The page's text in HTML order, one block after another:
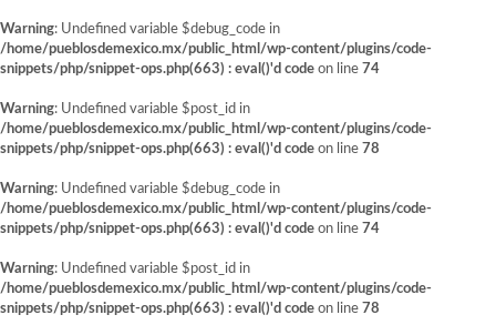
Warning: Undefined variable $debug_code in
/home/pueblosdemexico.mx/public_html/wp-content/plugins/code-
snippets/php/snippet-ops.php(663) : eval()'d code on line 74
Warning: Undefined variable $post_id in
/home/pueblosdemexico.mx/public_html/wp-content/plugins/code-
snippets/php/snippet-ops.php(663) : eval()'d code on line 78
Warning: Undefined variable $debug_code in
/home/pueblosdemexico.mx/public_html/wp-content/plugins/code-
snippets/php/snippet-ops.php(663) : eval()'d code on line 74
Warning: Undefined variable $post_id in
/home/pueblosdemexico.mx/public_html/wp-content/plugins/code-
snippets/php/snippet-ops.php(663) : eval()'d code on line 78